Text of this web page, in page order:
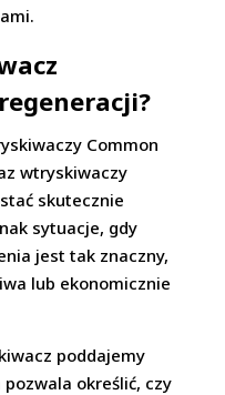
Common
wtryskiwaczy
skutecznie
sytuacje, gdy
jest tak znaczny,
lub ekonomicznie
poddajemy
określić, czy